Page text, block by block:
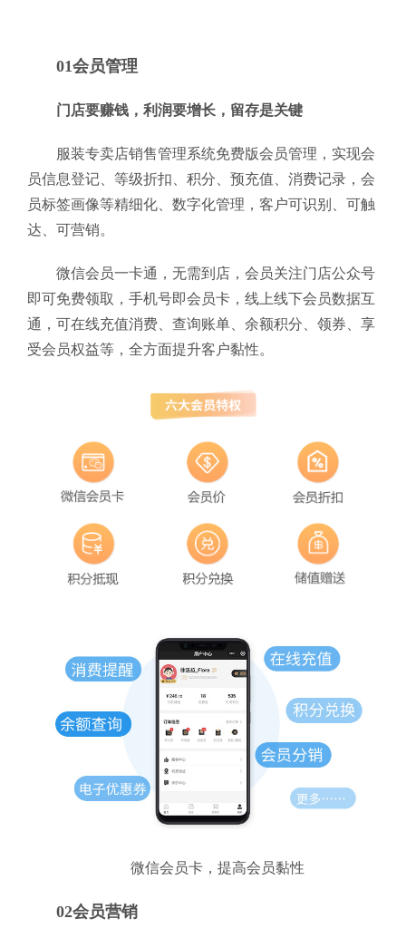
01会员管理
门店要赚钱，利润要增长，留存是关键
服装专卖店销售管理系统免费版会员管理，实现会
员信息登记、等级折扣、积分、预充值、消费记录，会
员标签画像等精细化、数字化管理，客户可识别、可触
达、可营销。
微信会员一卡通，无需到店，会员关注门店公众号
即可免费领取，手机号即会员卡，线上线下会员数据互
通，可在线充值消费、查询账单、余额积分、领券、享
受会员权益等，全方面提升客户黏性。
微信会员卡，提高会员黏性
02会员营销